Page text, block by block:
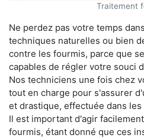
Traitement
Ne perdez pas votre temps
techniques naturelles ou bien
contre les fourmis, parce que
capables de régler votre souci
Nos techniciens une fois chez
tout en charge pour s'assurer
et drastique, effectuée dans
Il est important d'agir
fourmis, étant donné que ces